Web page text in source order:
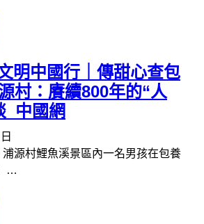
明中國行｜傳甜心查包
村：賡續800年的“人
_中國網
源村鯉魚溪景區內一名男孩在包養
…